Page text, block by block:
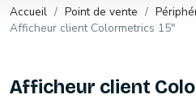
Accueil Point de vente
Afficheur client Colormetrics 15"
Afficheur client